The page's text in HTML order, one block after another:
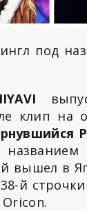
под
клип на
вышел в
й